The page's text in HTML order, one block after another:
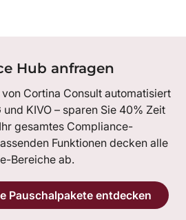
Hub anfragen
Cortina Consult automatisiert
und KIVO – sparen Sie 40% Zeit
gesamtes Compliance-
Funktionen decken alle
Bereiche ab.
Pauschalpakete entdecken